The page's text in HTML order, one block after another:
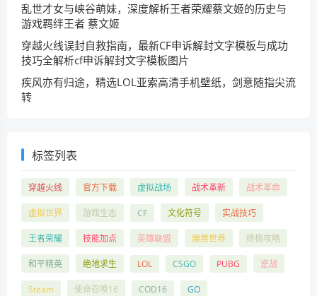
乱世才女与峡谷萌妹，深度解析王者荣耀蔡文姬的历史与
游戏羁绊王者 蔡文姬
穿越火线误封自救指南，最新CF申诉解封文字模板与成功
技巧全解析cf申诉解封文字模板图片
疾风亦有归途，精选LOL亚索高清手机壁纸，剑意随指尖流
转
标签列表
穿越火线 官方下载 虚拟战场 战术革新 战术革命
虚拟世界 游戏生态 CF 文化符号 实战技巧
王者荣耀 技能加点 英雄联盟 魔兽世界 终极攻略
和平精英 绝地求生 LOL CSGO PUBG 逆战
Steam 使命召唤16 COD16 GO